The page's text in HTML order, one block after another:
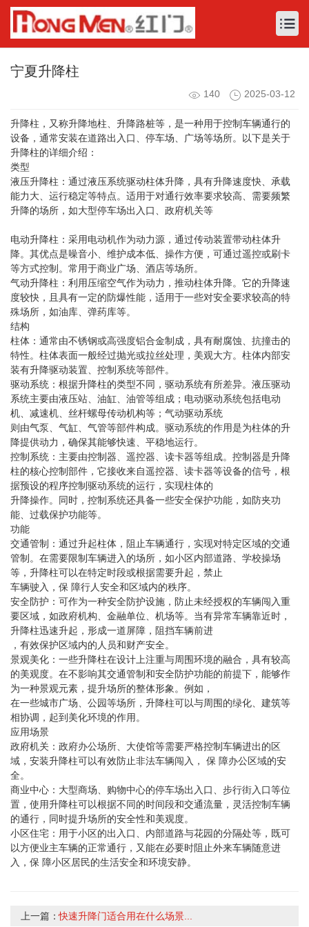
宁夏升降柱
140 2025-03-12
升降柱，又称升降地柱、升降路桩等，是一种用于控制车辆通行的
设备，通常安装在道路出入口、停车场、广场等场所。以下是关于
升降柱的详细介绍：
类型
液压升降柱：通过液压系统驱动柱体升降，具有升降速度快、承载
能力大、运行稳定等特点。适用于对通行效率要求较高、需要频繁
升降的场所，如大型停车场出入口、政府机关等
电动升降柱：采用电动机作为动力源，通过传动装置带动柱体升
降。其优点是噪音小、维护成本低、操作方便，可通过遥控或刷卡
等方式控制。常用于商业广场、酒店等场所。
气动升降柱：利用压缩空气作为动力，推动柱体升降。它的升降速
度较快，且具有一定的防爆性能，适用于一些对安全要求较高的特
殊场所，如油库、弹药库等。
结构
柱体：通常由不锈钢或高强度铝合金制成，具有耐腐蚀、抗撞击的
特性。柱体表面一般经过抛光或拉丝处理，美观大方。柱体内部安
装有升降驱动装置、控制系统等部件。
驱动系统：根据升降柱的类型不同，驱动系统有所差异。液压驱动
系统主要由液压站、油缸、油管等组成；电动驱动系统包括电动
机、减速机、丝杆螺母传动机构等；气动驱动系统
则由气泵、气缸、气管等部件构成。驱动系统的作用是为柱体的升
降提供动力，确保其能够快速、平稳地运行。
控制系统：主要由控制器、遥控器、读卡器等组成。控制器是升降
柱的核心控制部件，它接收来自遥控器、读卡器等设备的信号，根
据预设的程序控制驱动系统的运行，实现柱体的
升降操作。同时，控制系统还具备一些安全保护功能，如防夹功
能、过载保护功能等。
功能
交通管制：通过升起柱体，阻止车辆通行，实现对特定区域的交通
管制。在需要限制车辆进入的场所，如小区内部道路、学校操场
等，升降柱可以在特定时段或根据需要升起，禁止
车辆驶入，保 障行人安全和区域内的秩序。
安全防护：可作为一种安全防护设施，防止未经授权的车辆闯入重
要区域，如政府机构、金融单位、机场等。当有异常车辆靠近时，
升降柱迅速升起，形成一道屏障，阻挡车辆前进
，有效保护区域内的人员和财产安全。
景观美化：一些升降柱在设计上注重与周围环境的融合，具有较高
的美观度。在不影响其交通管制和安全防护功能的前提下，能够作
为一种景观元素，提升场所的整体形象。例如，
在一些城市广场、公园等场所，升降柱可以与周围的绿化、建筑等
相协调，起到美化环境的作用。
应用场景
政府机关：政府办公场所、大使馆等需要严格控制车辆进出的区
域，安装升降柱可以有效防止非法车辆闯入， 保 障办公区域的安
全。
商业中心：大型商场、购物中心的停车场出入口、步行街入口等位
置，使用升降柱可以根据不同的时间段和交通流量，灵活控制车辆
的通行，同时提升场所的安全性和美观度。
小区住宅：用于小区的出入口、内部道路与花园的分隔处等，既可
以方便业主车辆的正常通行，又能在必要时阻止外来车辆随意进
入，保 障小区居民的生活安全和环境安静。
上一篇：快速升降门适合用在什么场景...